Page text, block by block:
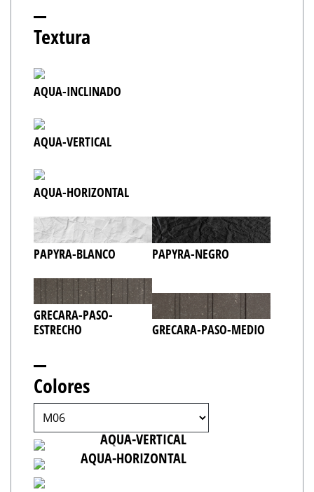
Textura
AQUA-INCLINADO
AQUA-VERTICAL
AQUA-HORIZONTAL
PAPYRA-BLANCO PAPYRA-NEGRO
GRECARA-PASO-
ESTRECHO
GRECARA-PASO-MEDIO
Colores
AQUA-VERTICAL
AQUA-HORIZONTAL